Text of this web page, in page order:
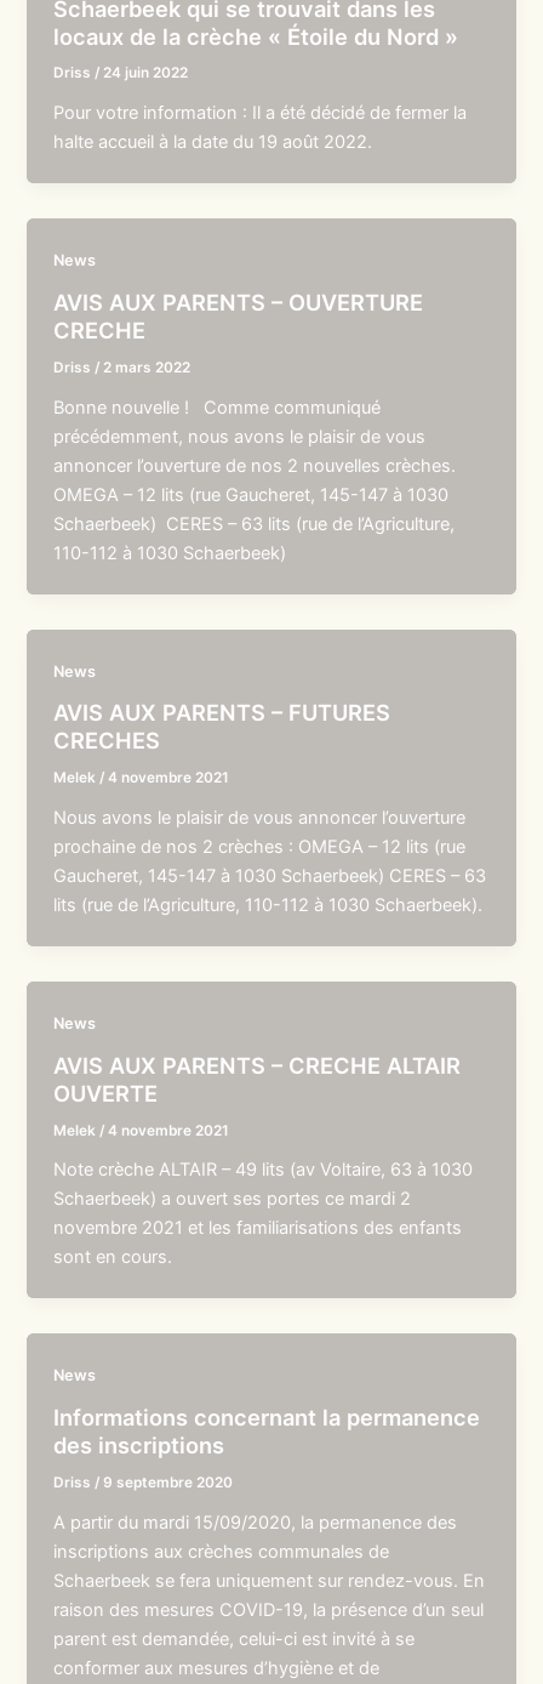
Schaerbeek qui se trouvait dans les
locaux de la crèche « Étoile du Nord »
Driss / 24 juin 2022
Pour votre information : Il a été décidé de fermer la
halte accueil à la date du 19 août 2022.
News
AVIS AUX PARENTS – OUVERTURE
CRECHE
Driss / 2 mars 2022
Bonne nouvelle ! Comme communiqué
précédemment, nous avons le plaisir de vous
annoncer l’ouverture de nos 2 nouvelles crèches.
OMEGA – 12 lits (rue Gaucheret, 145-147 à 1030
Schaerbeek) CERES – 63 lits (rue de l’Agriculture,
110-112 à 1030 Schaerbeek)
News
AVIS AUX PARENTS – FUTURES
CRECHES
Melek /4 novembre 2021
Nous avons le plaisir de vous annoncer l’ouverture
prochaine de nos 2 crèches : OMEGA – 12 lits (rue
Gaucheret, 145-147 à 1030 Schaerbeek) CERES – 63
lits (rue de l’Agriculture, 110-112 à 1030 Schaerbeek).
News
AVIS AUX PARENTS – CRECHE ALTAIR
OUVERTE
Melek /4 novembre 2021
Note crèche ALTAIR – 49 lits (av Voltaire, 63 à 1030
Schaerbeek) a ouvert ses portes ce mardi 2
novembre 2021 et les familiarisations des enfants
sont en cours.
News
Informations concernant la permanence
des inscriptions
Driss / 9 septembre 2020
A partir du mardi 15/09/2020, la permanence des
inscriptions aux crèches communales de
Schaerbeek se fera uniquement sur rendez-vous. En
raison des mesures COVID-19, la présence d’un seul
parent est demandée, celui-ci est invité à se
conformer aux mesures d’hygiène et de